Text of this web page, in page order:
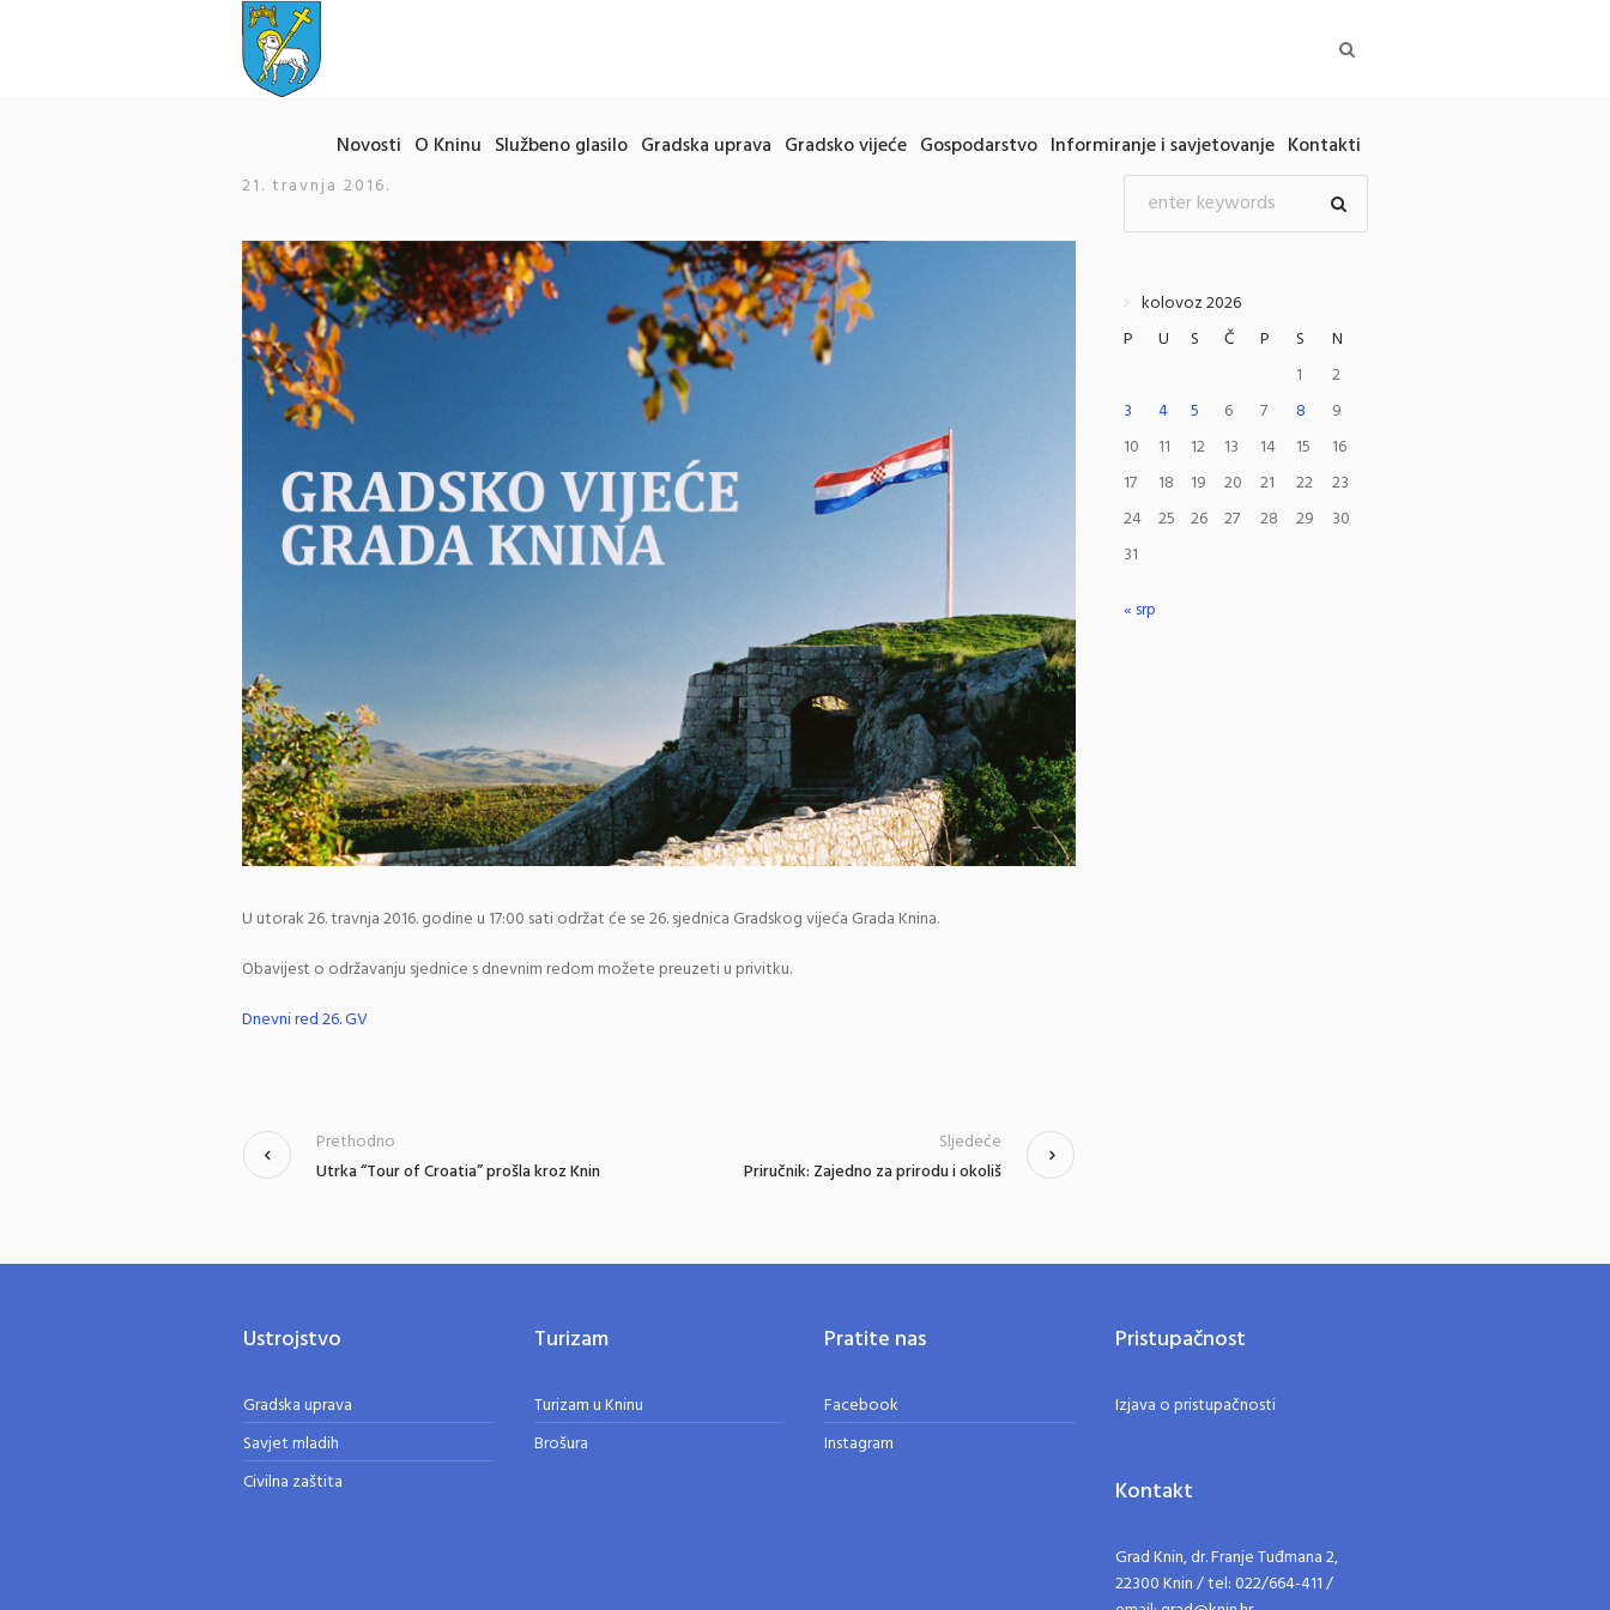
Novosti O Kninu Službeno glasilo Gradska uprava Gradsko vijeće Gospodarstvo Informiranje i savjetovanje Kontakti
21. travnja 2016.
U utorak 26. travnja 2016. godine u 17:00 sati održat će se 26. sjednica Gradskog vijeća Grada Knina.
Obavijest o održavanju sjednice s dnevnim redom možete preuzeti u privitku.
Dnevni red 26. GV
Utrka “Tour of Croatia” prošla kroz Knin
Prethodno
Priručnik: Zajedno za prirodu i okoliš
Sljedeće
kolovoz 2026
P
U S Č P S
N
1
2
3
4 5 6 7 8
9
10
11 12 13 14 15
16
17
18 19 20 21 22
23
24
25 26 27 28 29
30
31
« srp
Ustrojstvo
Gradska uprava
Savjet mladih
Civilna zaštita
Turizam
Turizam u Kninu
Brošura
Pratite nas
Facebook
Instagram
Pristupačnost
Izjava o pristupačnosti
Kontakt
Grad Knin, dr. Franje Tuđmana 2,
22300 Knin / tel: 022/664-411 /